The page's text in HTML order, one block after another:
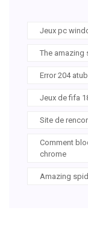
Jeux pc
The amazing
Error 204
Jeux de fifa
Site de
Comment
chrome
Amazing